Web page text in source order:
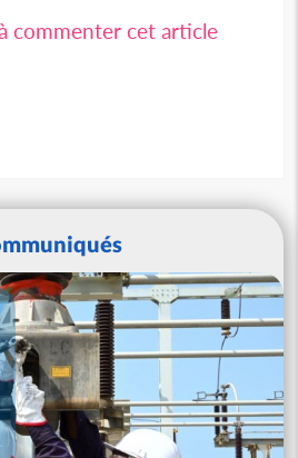
commenter cet article